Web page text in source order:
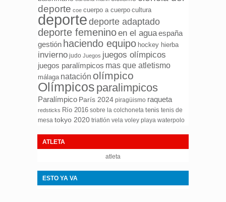
deporte coe cuerpo a cuerpo cultura
deportedeporte adaptado
deporte femeninoen el aguaespaña
gestión haciendo equipo hockey hierba
invierno judo Juegos juegos olímpicos
juegos paralímpicos mas que atletismo
málaga natación olímpico
Olímpicos paralimpicos
Paralímpico París 2024 piragüismo raqueta
redsticks Río 2016 sobre la colchoneta tenis tenis de
mesa tokyo 2020 triatlón vela voley playa waterpolo
ATLETA
atleta
ESTO YA VA